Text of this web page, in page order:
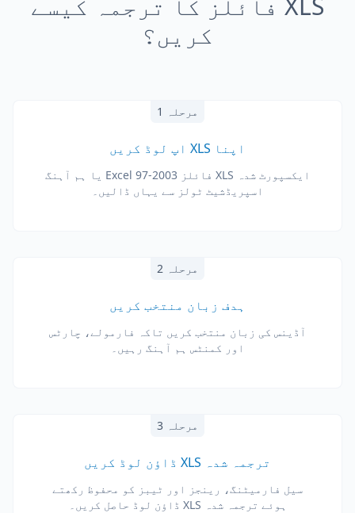
کریں؟
مرحلہ 1
اپنا XLS اپ لوڈ کریں
ایکسپورٹ شدہ XLS فائلز Excel 97-2003 یا ہم آہنگ
اسپریڈشیٹ ٹولز سے یہاں ڈالیں۔
مرحلہ 2
ہدف زبان منتخب کریں
آڈینس کی زبان منتخب کریں تاکہ فارمولے، چارٹس
اور کمنٹس ہم آہنگ رہیں۔
مرحلہ 3
ترجمہ شدہ XLS ڈاؤن لوڈ کریں
سیل فارمیٹنگ، رینجز اور ٹیبز کو محفوظ رکھتے
ہوئے ترجمہ شدہ XLS ڈاؤن لوڈ حاصل کریں۔